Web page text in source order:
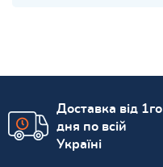
Доставка від 1го
дня по всій
Україні